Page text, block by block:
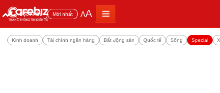
Đọc nhiều Mới nhất AA
Kinh doanh Tài chính ngân hàng Bất động sản Quốc tế Sống Special